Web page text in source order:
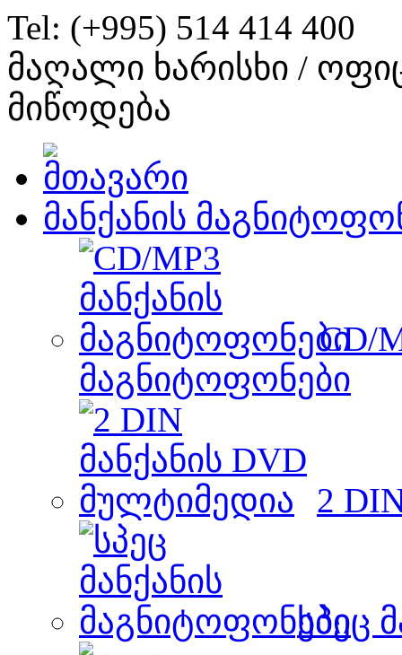
Tel: (+995) 514 414 400
მაღალი ხარისხი /
მიწოდება
მანქანის
CD/
მაგნიტოფონები
2
სპეც